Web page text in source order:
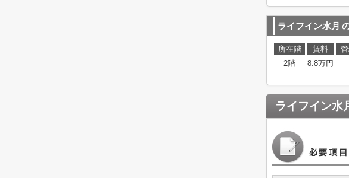
ライフイン水月
所在階 賃料
2階
8.8万円
ライフイン水